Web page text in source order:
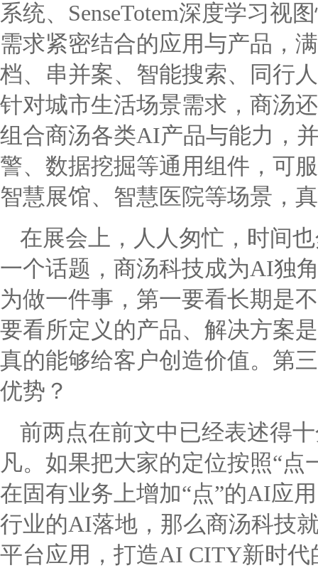
系统、SenseTotem深度学习视
需求紧密结合的应用与产品，
档、串并案、智能搜索、同行
针对城市生活场景需求，商汤
组合商汤各类AI产品与能力，
警、数据挖掘等通用组件，可
智慧展馆、智慧医院等场景，
在展会上，人人匆忙，时间
一个话题，商汤科技成为AI独
为做一件事，第一要看长期是
要看所定义的产品、解决方案
真的能够给客户创造价值。第
优势？
前两点在前文中已经表述得
凡。如果把大家的定位按照“
在固有业务上增加“点”的AI应
行业的AI落地，那么商汤科技
平台应用，打造AI CITY新时